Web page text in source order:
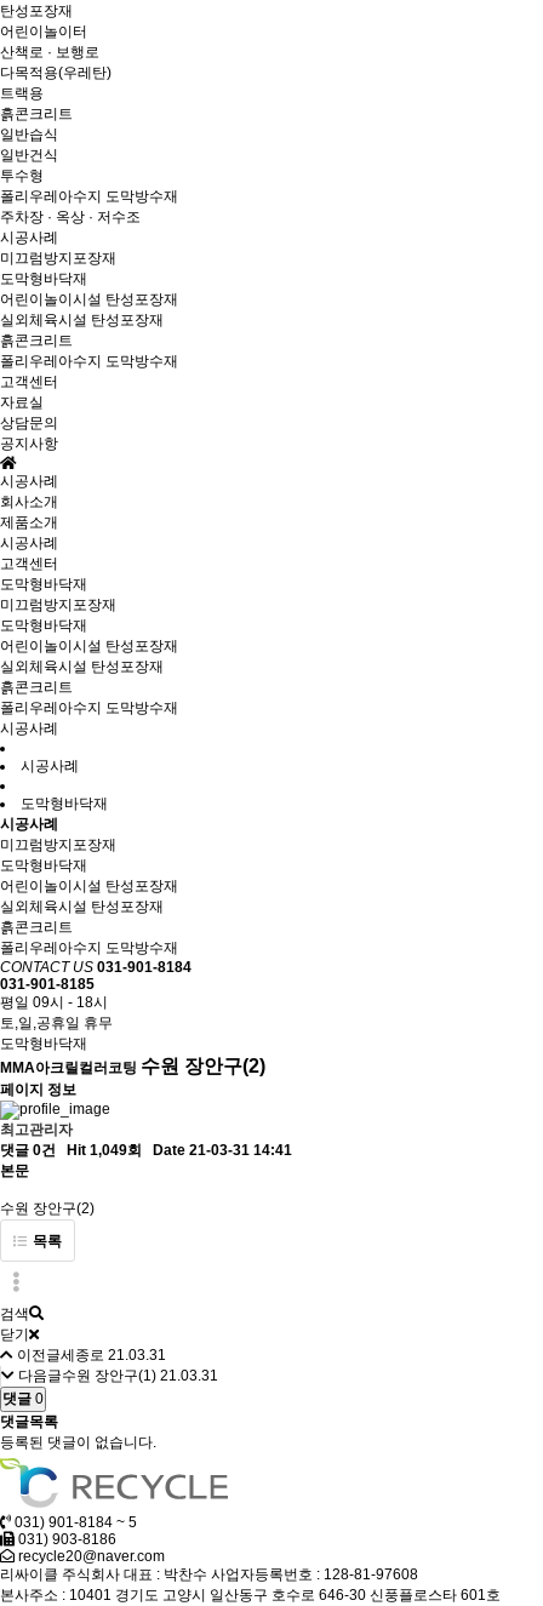
탄성포장재
어린이놀이터
산책로 · 보행로
다목적용(우레탄)
트랙용
흙콘크리트
일반습식
일반건식
투수형
폴리우레아수지 도막방수재
주차장 · 옥상 · 저수조
시공사례
미끄럼방지포장재
도막형바닥재
어린이놀이시설 탄성포장재
실외체육시설 탄성포장재
흙콘크리트
폴리우레아수지 도막방수재
고객센터
자료실
상담문의
공지사항
시공사례
회사소개
제품소개
시공사례
고객센터
도막형바닥재
미끄럼방지포장재
도막형바닥재
어린이놀이시설 탄성포장재
실외체육시설 탄성포장재
흙콘크리트
폴리우레아수지 도막방수재
시공사례
시공사례
도막형바닥재
시공사례
미끄럼방지포장재
도막형바닥재
어린이놀이시설 탄성포장재
실외체육시설 탄성포장재
흙콘크리트
폴리우레아수지 도막방수재
CONTACT US 031-901-8184
031-901-8185
평일 09시 - 18시
토,일,공휴일 휴무
도막형바닥재
MMA아크릴컬러코팅 수원 장안구(2)
페이지 정보
최고관리자
댓글 0건
Hit 1,049회
Date 21-03-31 14:41
본문
수원 장안구(2)
목록
검색
닫기
이전글세종로 21.03.31
다음글수원 장안구(1) 21.03.31
댓글 0
댓글목록
등록된 댓글이 없습니다.
031) 901-8184 ~ 5
031) 903-8186
recycle20@naver.com
리싸이클 주식회사 대표 : 박찬수 사업자등록번호 : 128-81-97608
본사주소 : 10401 경기도 고양시 일산동구 호수로 646-30 신풍플로스타 601호